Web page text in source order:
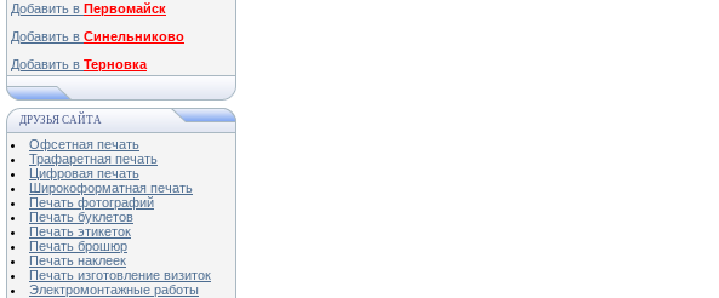
Добавить в Первомайск
Добавить в Синельниково
Добавить в Терновка
ДРУЗЬЯ САЙТА
Офсетная печать
Трафаретная печать
Цифровая печать
Широкоформатная печать
Печать фотографий
Печать буклетов
Печать этикеток
Печать брошюр
Печать наклеек
Печать изготовление визиток
Электромонтажные работы